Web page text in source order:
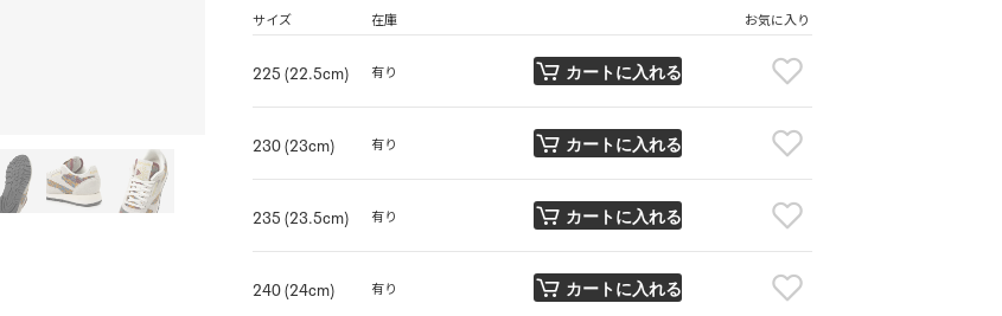
サイズ 在庫 お気に入り
225 (22.5cm) 有り カートに入れる
230 (23cm) 有り カートに入れる
235 (23.5cm) 有り カートに入れる
240 (24cm) 有り カートに入れる